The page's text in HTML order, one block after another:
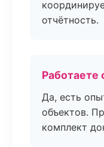
отчётность.
Работаете
Да, есть
объектов.
комплект